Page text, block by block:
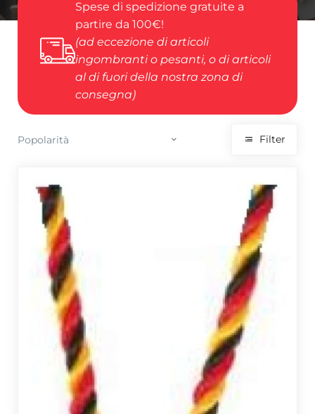
Spese di spedizione gratuite a
partire da 100€!
(ad eccezione di articoli
ingombranti o pesanti, o di articoli
al di fuori della nostra zona di
consegna)
Filter